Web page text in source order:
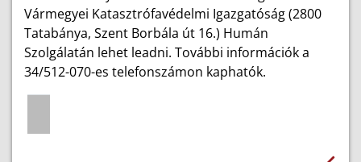
Vármegyei Katasztrófavédelmi Igazgatóság (2800
Tatabánya, Szent Borbála út 16.) Humán
Szolgálatán lehet leadni. További információk a
34/512-070-es telefonszámon kaphatók.